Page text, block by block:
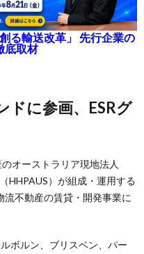
る輸送改革」 先行企業の
底取材
オーストラリア現地法人
HHPAUS）が組成・運用する
不動産の賃貸・開発事業に
ボルン、ブリスベン、パー